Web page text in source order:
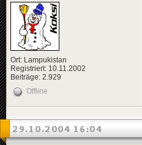
Ort: Lampukistan
Registriert: 10.11.2002
Beiträge: 2.929
Offline
29.10.2004 16:04